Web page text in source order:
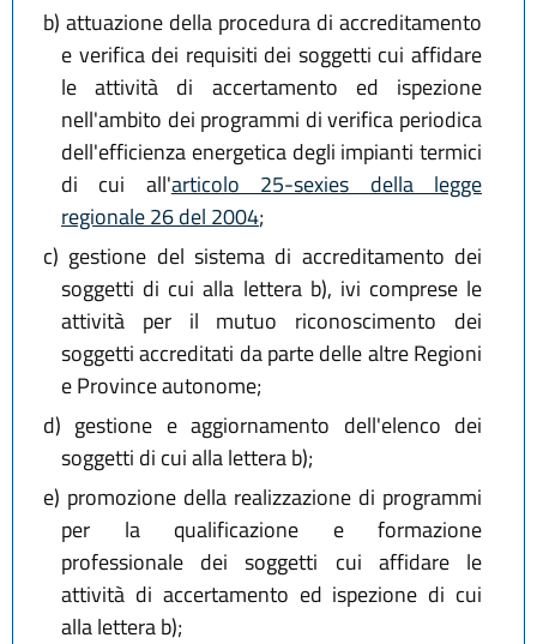
b) attuazione della procedura di accreditamento
e verifica dei requisiti dei soggetti cui affidare
le attività di accertamento ed ispezione
nell'ambito dei programmi di verifica periodica
dell'efficienza energetica degli impianti termici
di cui all'articolo 25-sexies della legge
regionale 26 del 2004;
c) gestione del sistema di accreditamento dei
soggetti di cui alla lettera b), ivi comprese le
attività per il mutuo riconoscimento dei
soggetti accreditati da parte delle altre Regioni
e Province autonome;
d) gestione e aggiornamento dell'elenco dei
soggetti di cui alla lettera b);
e) promozione della realizzazione di programmi
per la qualificazione e formazione
professionale dei soggetti cui affidare le
attività di accertamento ed ispezione di cui
alla lettera b);